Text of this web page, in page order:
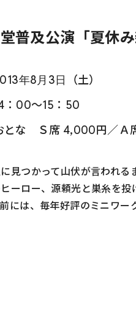
普及公演「夏休
年8月 3日 （土）
：00～15：50
とな Ｓ席 4,000円／Ａ
見つかって山伏が言われる
ーロー、源頼光と巣糸を投
には、毎年好評のミニワー